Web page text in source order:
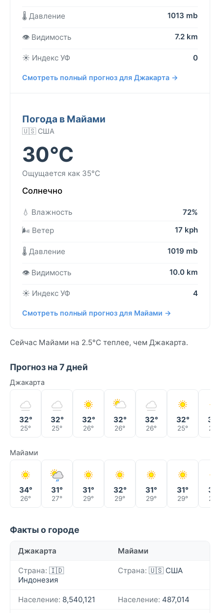
🌡️ Давление 1013 mb
👁️ Видимость 7.2 km
☀️ Индекс УФ 0
Смотреть полный прогноз для Джакарта →
Погода в Майами
🇺🇸 США
30°C
Ощущается как 35°C
Солнечно
💧 Влажность
72%
🌬️ Ветер
17 kph
🌡️ Давление 1019 mb
👁️ Видимость 10.0 km
☀️ Индекс УФ 4
Смотреть полный прогноз для Майами →
Сейчас Майами на 2.5°C теплее, чем Джакарта.
Прогноз на 7 дней
Джакарта
32°
25°
32°
25°
32°
26°
32°
26°
32°
26°
32°
25° 26°
Майами
34°
26°
31°
27°
31°
29°
32°
29°
31°
29°
31°
29°
31°
29°
Факты о городе
Джакарта Майами
Страна: 🇮🇩
Индонезия
Страна: 🇺🇸 США
Население: 8,540,121 Население: 487,014